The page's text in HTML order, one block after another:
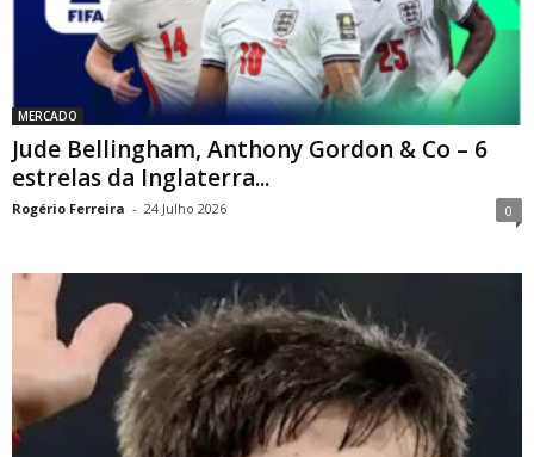
MERCADO
Jude Bellingham, Anthony Gordon & Co – 6
estrelas da Inglaterra...
Rogério Ferreira - 24 Julho 2026 0